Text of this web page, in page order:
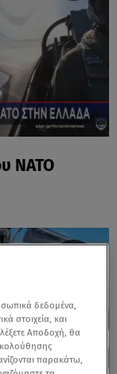
ΝΑΤΟ
δεδομένα,
στοιχεία, και
Αποδοχή, θα
παρακάτω,